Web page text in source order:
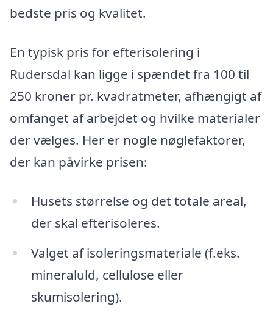
bedste pris og kvalitet.
En typisk pris for efterisolering i
Rudersdal kan ligge i spændet fra 100 til
250 kroner pr. kvadratmeter, afhængigt af
omfanget af arbejdet og hvilke materialer
der vælges. Her er nogle nøglefaktorer,
der kan påvirke prisen:
Husets størrelse og det totale areal,
der skal efterisoleres.
Valget af isoleringsmateriale (f.eks.
mineraluld, cellulose eller
skumisolering).